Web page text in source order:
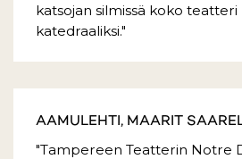
katsojan silmissä koko
katedraaliksi."
AAMULEHTI, MAARIT
"Tampereen Teatterin Notre